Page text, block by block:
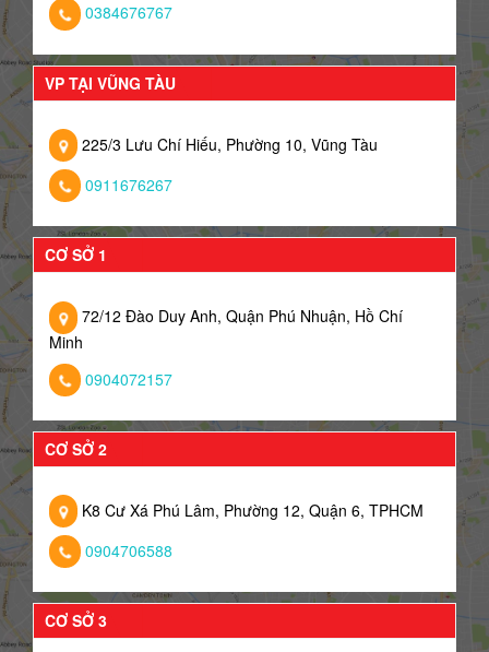
0384676767
VP TẠI VŨNG TÀU
225/3 Lưu Chí Hiếu, Phường 10, Vũng Tàu
0911676267
CƠ SỞ 1
72/12 Đào Duy Anh, Quận Phú Nhuận, Hồ Chí
Minh
0904072157
CƠ SỞ 2
K8 Cư Xá Phú Lâm, Phường 12, Quận 6, TPHCM
0904706588
CƠ SỞ 3